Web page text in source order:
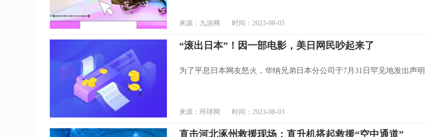
来源：九游网 时间：2023-08-03
“滚出日本”！因一部电影，美日网民吵起来了
为了平息日本网友怒火，华纳兄弟日本分公司于7月31日罕见地发出声明
来源：环球网 时间：2023-08-03
直击河北涿州救援现场：直升机搭起救援“空中通道”